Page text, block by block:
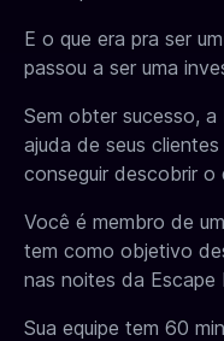
E o que era pra ser
passou a ser uma
Sem obter sucesso,
ajuda de seus
conseguir descobrir
Você é membro de
tem como objetivo
nas noites da Escape
Sua equipe tem 60